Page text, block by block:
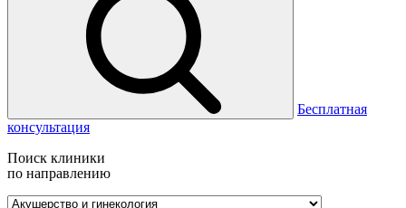
Бесплатная
консультация
Поиск клиники
по направлению